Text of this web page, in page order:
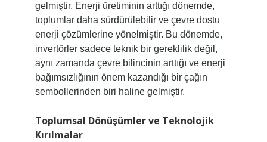
gelmiştir. Enerji üretiminin arttığı dönemde,
toplumlar daha sürdürülebilir ve çevre dostu
enerji çözümlerine yönelmiştir. Bu dönemde,
invertörler sadece teknik bir gereklilik değil,
aynı zamanda çevre bilincinin arttığı ve enerji
bağımsızlığının önem kazandığı bir çağın
sembollerinden biri haline gelmiştir.
Toplumsal Dönüşümler ve Teknolojik
Kırılmalar